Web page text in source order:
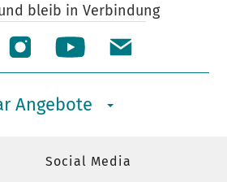
bleib in Verbindung
Angebote
Social Media